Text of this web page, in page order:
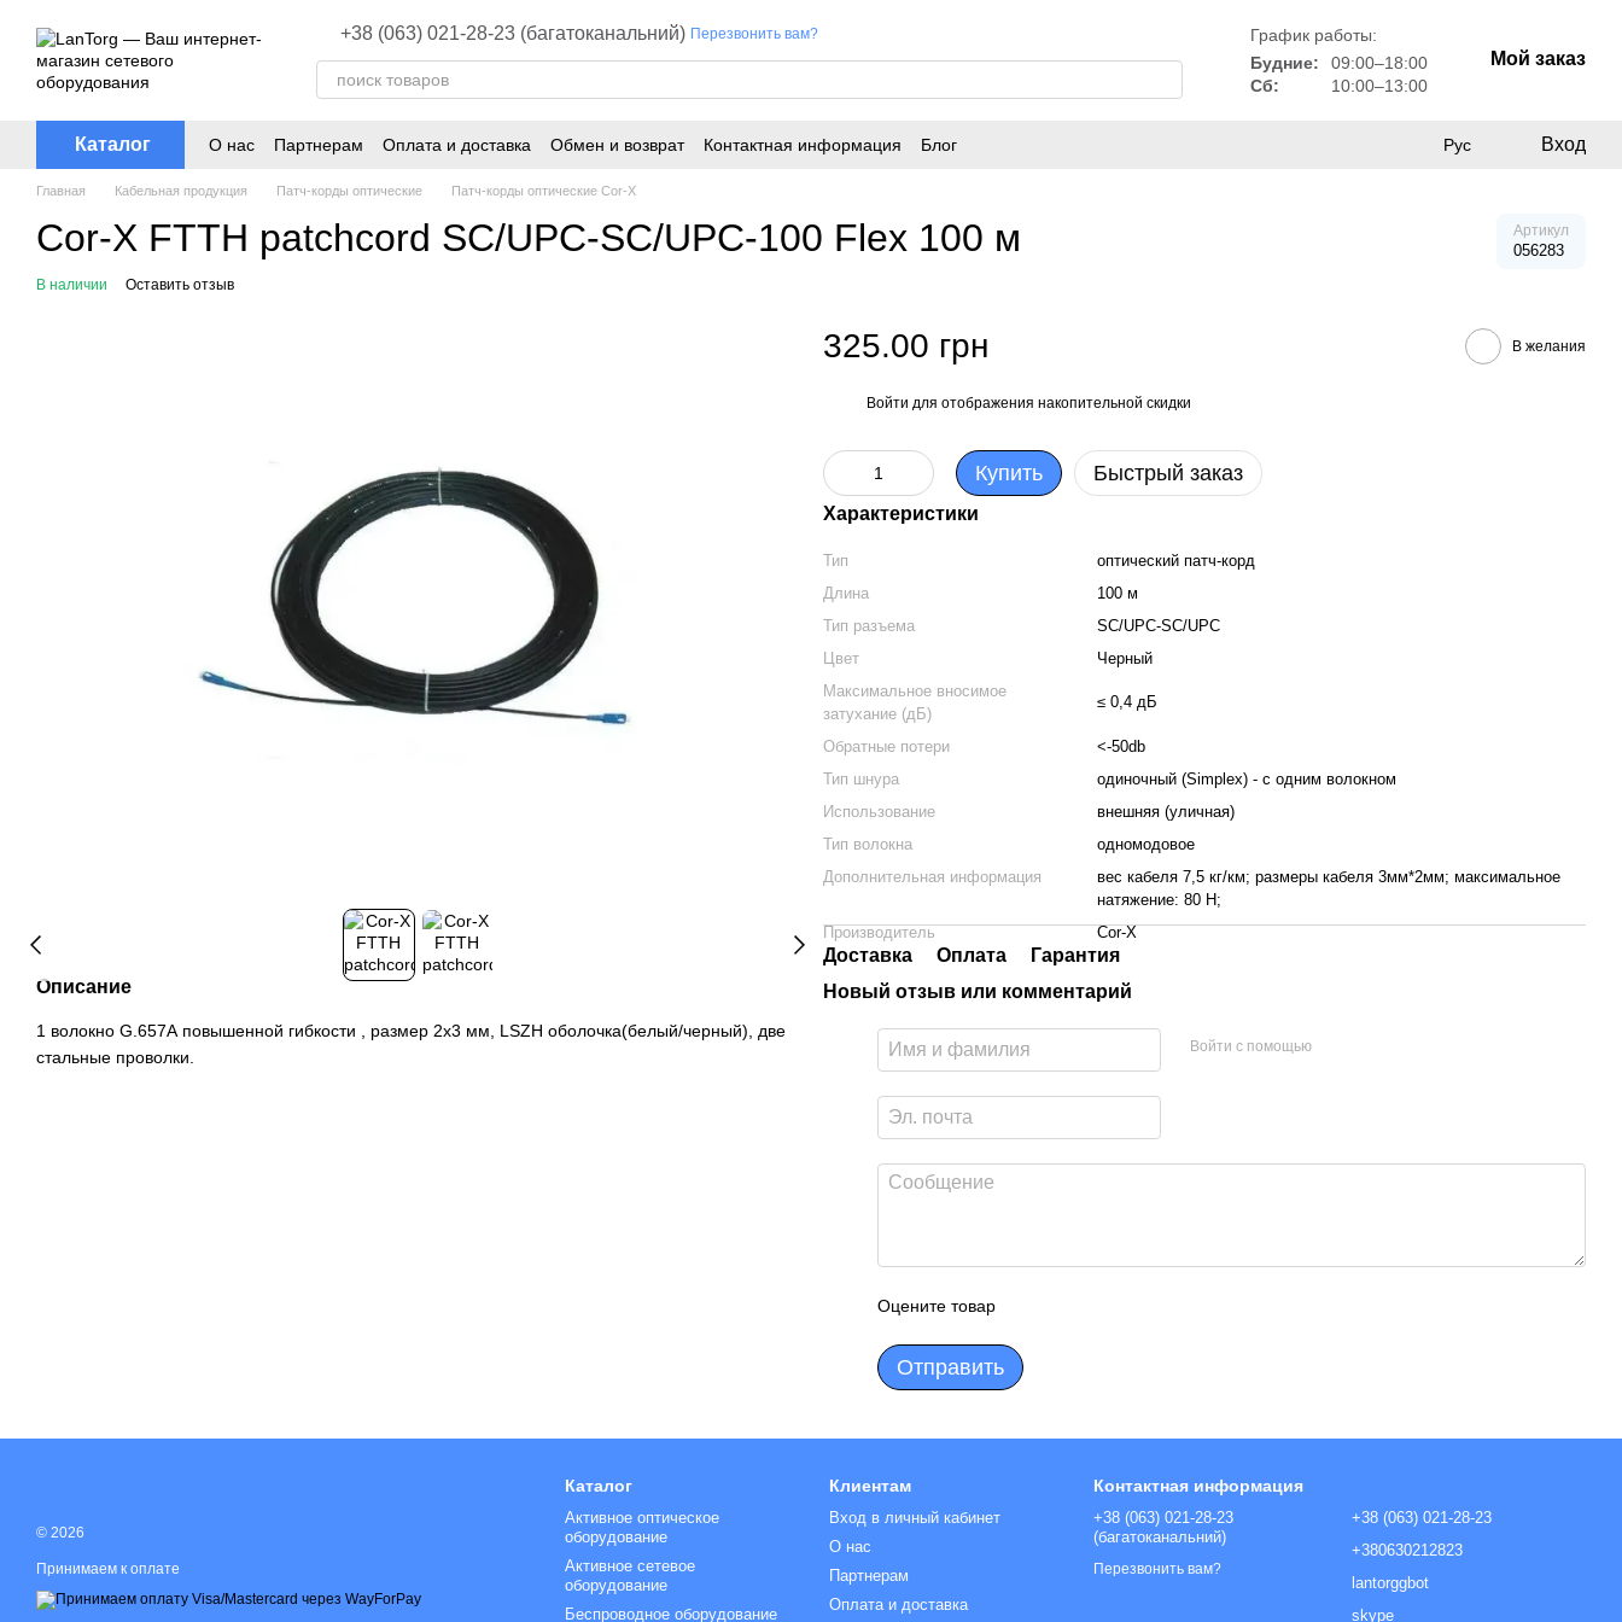
+38 (063) 021-28-23 (багатоканальний) Перезвонить вам?
График работы:
Будние:
09:00–18:00
Сб:
10:00–13:00
Мой заказ
Каталог О нас Партнерам Оплата и доставка Обмен и возврат Контактная информация Блог Рус Вход
Главная Кабельная продукция Патч-корды оптические Патч-корды оптические Cor-X
Cor-X FTTH patchcord SC/UPC-SC/UPC-100 Flex 100 м Артикул
056283
В наличии Оставить отзыв
Описание
1 волокно G.657А повышенной гибкости , размер 2х3 мм, LSZH оболочка(белый/черный), две
стальные проволки.
325.00 грн В желания
Войти для отображения накопительной скидки
Купить Быстрый заказ
Характеристики
Тип
оптический патч-корд
Длина
100 м
Тип разъема
SC/UPC-SC/UPC
Цвет
Черный
Максимальное вносимое
затухание (дБ)
≤ 0,4 дБ
Обратные потери
<-50db
Тип шнура
одиночный (Simplex) - с одним волокном
Использование
внешняя (уличная)
Тип волокна
одномодовое
Дополнительная информация
вес кабеля 7,5 кг/км; размеры кабеля 3мм*2мм; максимальное
натяжение: 80 H;
Производитель
Cor-X
Доставка Оплата
Гарантия
Новый отзыв или комментарий
Войти с помощью
Оцените товар
Отправить
© 2026
Принимаем к оплате
Каталог
Активное оптическое
оборудование
Активное сетевое
оборудование
Беспроводное оборудование
Клиентам
Вход в личный кабинет
О нас
Партнерам
Оплата и доставка
Контактная информация
+38 (063) 021-28-23
(багатоканальний)
Перезвонить вам?
+38 (063) 021-28-23
+380630212823
lantorggbot
skype